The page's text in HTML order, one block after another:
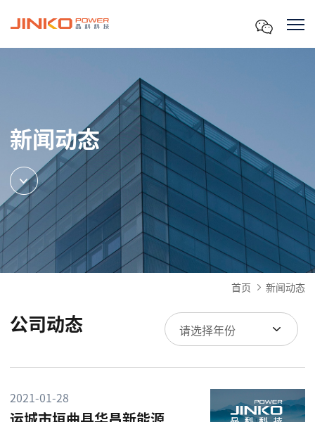
新闻动态
首页 新闻动态
公司动态 请选择年份
2021-01-28